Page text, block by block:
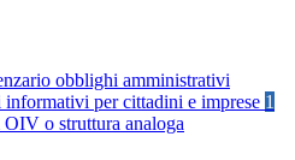
obblighi amministrativi
informativi per cittadini e imprese 1
o struttura analoga